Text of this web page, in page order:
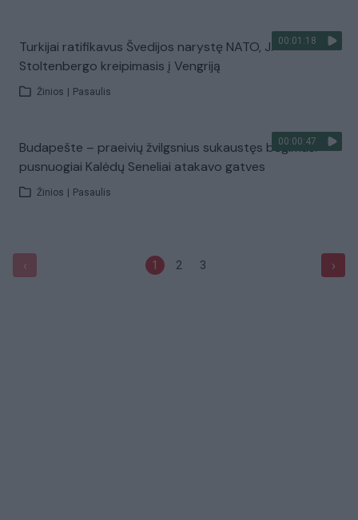
00:01:18
Turkijai ratifikavus Švedijos narystę NATO, J.
Stoltenbergo kreipimasis į Vengriją
Žinios Pasaulis
00:00:47
Budapešte – praeivių žvilgsnius sukaustęs bėgimas:
pusnuogiai Kalėdų Seneliai atakavo gatves
Žinios Pasaulis
‹ 1 2 3 ›